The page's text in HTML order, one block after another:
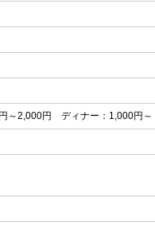
で、年間通して人気上位です
～2,000円 ディナー：1,000円～